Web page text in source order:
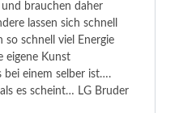
brauchen daher
lassen sich schnell
so schnell viel Energie
eigene Kunst
bei einem selber ist….
es scheint… LG Bruder